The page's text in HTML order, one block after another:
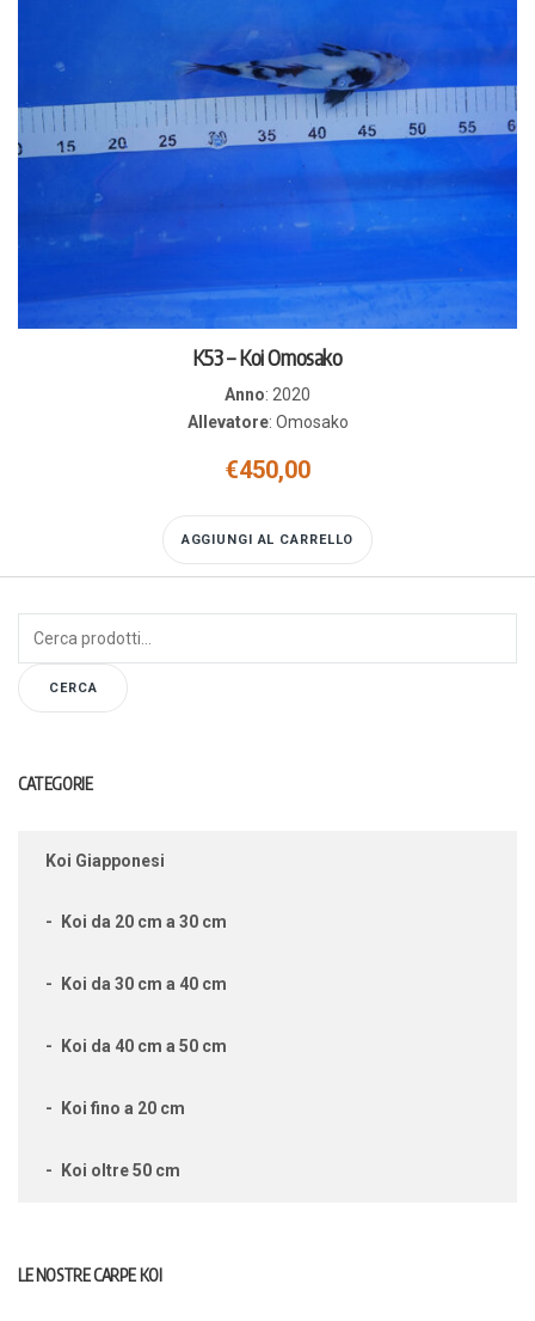
K53 – Koi Omosako
Anno: 2020
Allevatore: Omosako
€450,00
AGGIUNGI AL CARRELLO
CERCA
CATEGORIE
Koi Giapponesi
Koi da 20 cm a 30 cm
Koi da 30 cm a 40 cm
Koi da 40 cm a 50 cm
Koi fino a 20 cm
Koi oltre 50 cm
LE NOSTRE CARPE KOI